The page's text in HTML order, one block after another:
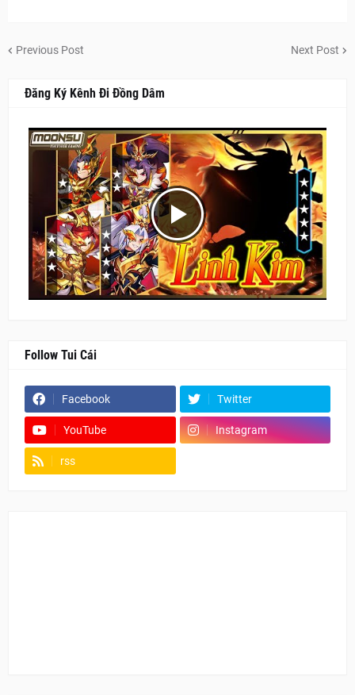
Previous Post Next Post
Đăng Ký Kênh Đi Đồng Dâm
Follow Tui Cái
Facebook Twitter
YouTube Instagram
rss